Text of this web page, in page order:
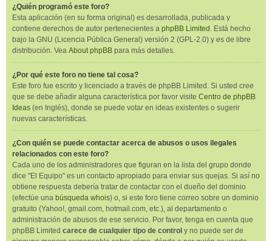
¿Quién programó este foro?
Esta aplicación (en su forma original) es desarrollada, publicada y
contiene derechos de autor pertenecientes a phpBB Limited . Está hecho
bajo la GNU (Licencia Pública General) versión 2 (GPL-2.0) y es de libre
distribución. Vea About phpBB para más detalles.
¿Por qué este foro no tiene tal cosa?
Este foro fue escrito y licenciado a través de phpBB Limited. Si usted cree
que se debe añadir alguna característica por favor visite Centro de phpBB
Ideas (en Inglés), donde se puede votar en ideas existentes o sugerir
nuevas características.
¿Con quién se puede contactar acerca de abusos o usos ilegales
relacionados con este foro?
Cada uno de los administradores que figuran en la lista del grupo donde
dice "El Equipo" es un contacto apropiado para enviar sus quejas. Si así no
obtiene respuesta debería tratar de contactar con el dueño del dominio
(efectúe una búsqueda whois) o, si este foro tiene correo sobre un dominio
gratuito (Yahoo!, gmail.com, hotmail.com, etc.), al departamento o
administración de abusos de ese servicio. Por favor, tenga en cuenta que
phpBB Limited carece de cualquier tipo de control y no puede ser de